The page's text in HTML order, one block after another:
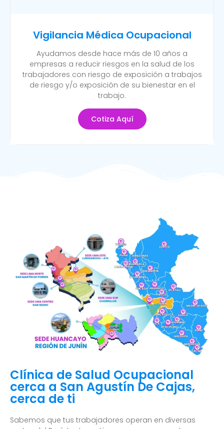
Vigilancia Médica Ocupacional
Ayudamos desde hace más de 10 años a
empresas a reducir riesgos en la salud de los
trabajadores con riesgo de exposición a trabajos
de riesgo y/o exposición de su bienestar en el
trabajo.
Cotiza Aquí
Clínica de Salud Ocupacional
cerca a San Agustín De Cajas,
cerca de ti
Sabemos que tus trabajadores operan en diversas